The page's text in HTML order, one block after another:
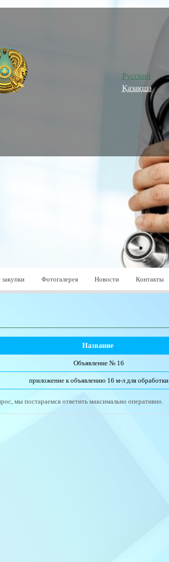
Русский
Қазақша
Фотогалерея Новости Контакты
Название
Объявление № 16
приложение к объявлению 16 м-л для обработки
мы постараемся ответить максимально оперативно.